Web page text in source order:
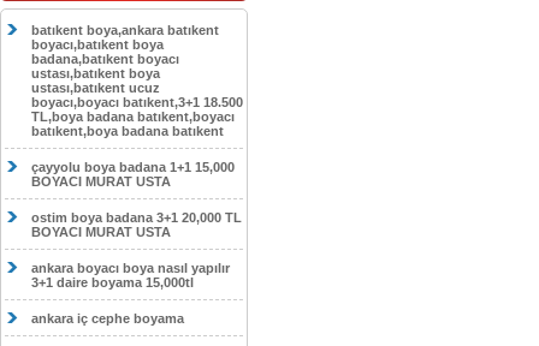
0554 184 41 66
HASKÖY DAİRE BOYAMA 1000TL
EV,İŞYERİ BOYA BADANA USTASI
0554 184 41 66
GÖLBAŞI DAİRE BOYAMA 1000TL
EV,İŞYERİ BOYA BADANA USTASI
0554 184 41 66
SOKULLU DAİRE BOYAMA 1000TL
EV,İŞYERİ BOYA BADANA USTASI
0554 184 41 66
batıkent boya,ankara batıkent
boyacı,batıkent boya
badana,batıkent boyacı
ustası,batıkent boya
ustası,batıkent ucuz
boyacı,boyacı batıkent,3+1 18.500
TL,boya badana batıkent,boyacı
batıkent,boya badana batıkent
çayyolu boya badana 1+1 15,000
BOYACI MURAT USTA
ostim boya badana 3+1 20,000 TL
BOYACI MURAT USTA
ankara boyacı boya nasıl yapılır
3+1 daire boyama 15,000tl
ankara iç cephe boyama